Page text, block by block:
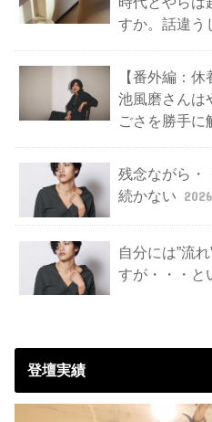
すか。話違う
【番外編：
池風磨さんは
ごさを勝手に
残念ながら・
続かない
自分には”流
すが・・・と
登壇実績